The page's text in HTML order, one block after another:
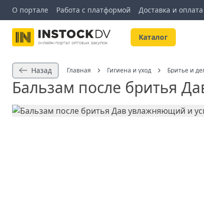
О портале Работа с платформой Доставка и оплата
Kаталог
Назад Главная Гигиена и уход Бритье и
Бальзам после бритья